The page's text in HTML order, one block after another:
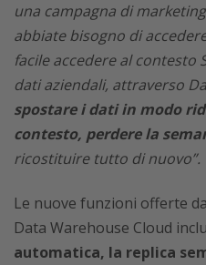
una campagna di
abbiate bisogno di
facile accedere al contesto
dati aziendali, attraverso
spostare i dati in modo
contesto, perdere la
ricostituire tutto di nuovo”.
Le nuove funzioni offerte
Data Warehouse Cloud
automatica, la replica